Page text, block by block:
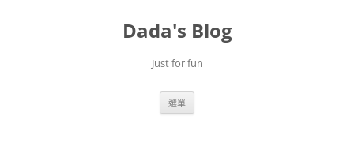
Dada's Blog
Just for fun
選單